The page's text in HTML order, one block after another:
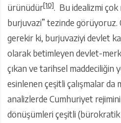
ürünüdür[10]. Bu idealizmi çok
burjuvazi” tezinde
gerekir ki, burjuvaziyi devlet
olarak betimleyen devlet-
çıkan ve tarihsel maddeciliğin
esinlenen çeşitli çalışmalar da
analizlerde Cumhuriyet
dönüşümleri çeşitli